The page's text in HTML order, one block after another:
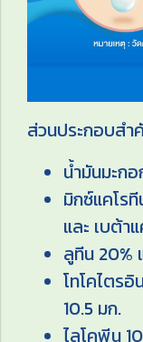
ส่วนประกอบสำ
น้ำมันมะก
มิกซ์แคโร
และ เบต้า
ลูทีน 20%
โทโคไตร
10.5 มก.
ไลโคพีน